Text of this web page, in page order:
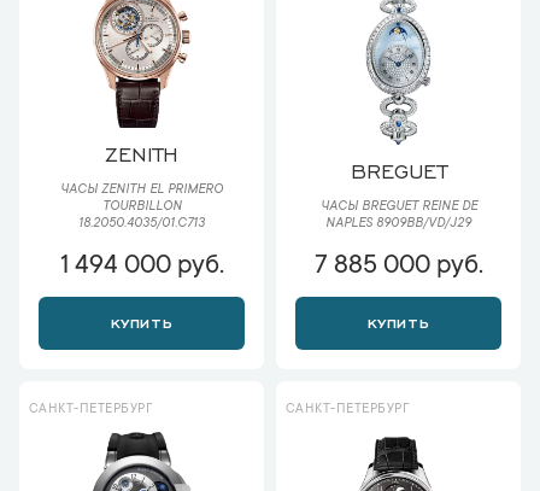
ZENITH
ЧАСЫ ZENITH EL PRIMERO
TOURBILLON
18.2050.4035/01.С713
1 494 000 руб.
КУПИТЬ
BREGUET
ЧАСЫ BREGUET REINE DE
NAPLES 8909BB/VD/J29
7 885 000 руб.
КУПИТЬ
САНКТ-ПЕТЕРБУРГ САНКТ-ПЕТЕРБУРГ